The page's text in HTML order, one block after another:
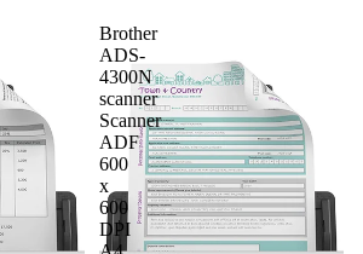
Brother
ADS-
4300N
scanner
Scanner
ADF
600
x
600
DPI